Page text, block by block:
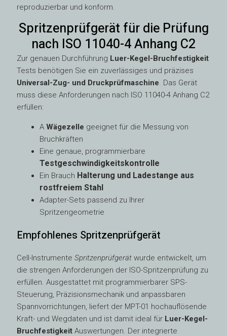
reproduzierbar und konform.
Spritzenprüfgerät für die Prüfung
nach ISO 11040-4 Anhang C2
Zur genauen Durchführung Luer-Kegel-Bruchfestigkeit
Tests benötigen Sie ein zuverlässiges und präzises
Universal-Zug- und Druckprüfmaschine . Das Gerät
muss diese Anforderungen nach ISO 11040-4 Anhang C2
erfüllen:
AWägezelle geeignet für die Messung von
Bruchkräften
Eine genaue, programmierbare
Testgeschwindigkeitskontrolle
Ein Brauch Halterung und Ladestange aus
rostfreiem Stahl
Adapter-Sets passend zu Ihrer
Spritzengeometrie
Empfohlenes Spritzenprüfgerät
Cell-InstrumenteSpritzenprüfgerät wurde entwickelt, um
die strengen Anforderungen der ISO-Spritzenprüfung zu
erfüllen. Ausgestattet mit programmierbarer SPS-
Steuerung, Präzisionsmechanik und anpassbaren
Spannvorrichtungen, liefert der MPT-01 hochauflösende
Kraft- und Wegdaten und ist damit ideal für Luer-Kegel-
Bruchfestigkeit Auswertungen. Der integrierte